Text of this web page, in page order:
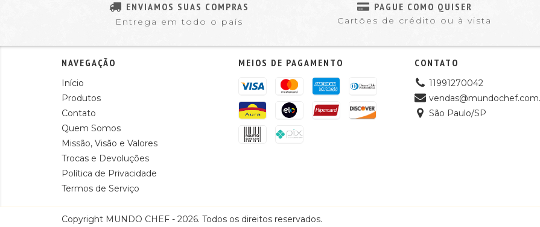
ENVIAMOS SUAS COMPRAS
Entrega em todo o país
PAGUE COMO QUISER
Cartões de crédito ou à vista
NAVEGAÇÃO
Início
Produtos
Contato
Quem Somos
Missão, Visão e Valores
Trocas e Devoluções
Política de Privacidade
Termos de Serviço
MEIOS DE PAGAMENTO CONTATO
11991270042
São Paulo/SP
Copyright MUNDO CHEF - 2026. Todos os direitos reservados.